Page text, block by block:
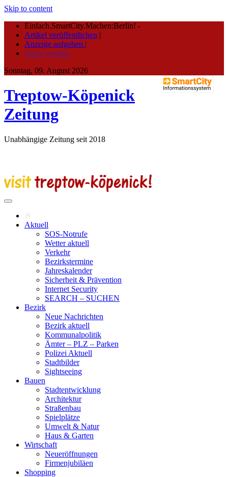
Skip to content
Einfach.SmartCity.Machen:Berlin! -
Artikel veröffentlichen |
Anzeige aufgeben |
Autor werden
Sonntag, 09. August 2026
Treptow-Köpenick
Zeitung
Unabhängige Zeitung seit 2018
Aktuell
SOS-Notrufe
Wetter aktuell
Verkehr
Bezirkstermine
Jahreskalender
Sicherheit & Prävention
Internet Security
SEARCH – SUCHEN
Bezirk
Neue Nachrichten
Bezirk aktuell
Kommunalpolitik
Ämter – PLZ – Parken
Polizei Aktuell
Stadtbilder
Sightseeing
Bauen
Stadtentwicklung
Architektur
Straßenbau
Spielplätze
Umwelt & Natur
Haus & Garten
Wirtschaft
Neueröffnungen
Firmenjubiläen
Shopping